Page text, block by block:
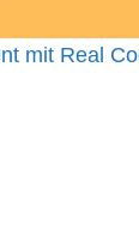
mit Real